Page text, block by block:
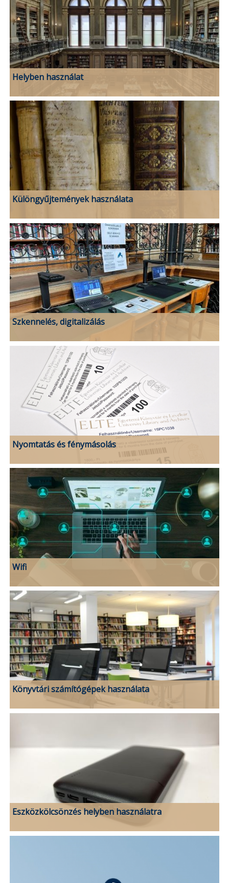
Helyben használat
Különgyűjtemények használata
Szkennelés, digitalizálás
Nyomtatás és fénymásolás
Wifi
Könyvtári számítógépek használata
Eszközkölcsönzés helyben használatra